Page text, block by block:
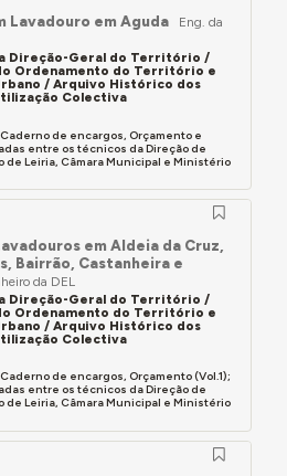
Lavadouro em Aguda
Eng. da
Direção-Geral do Território /
Ordenamento do Território e
/ Arquivo Histórico dos
Colectiva
de encargos, Orçamento e
entre os técnicos da Direção de
de Leiria, Câmara Municipal e Ministério
em Aldeia da Cruz,
Bairrão, Castanheira e
da DEL
Direção-Geral do Território /
Ordenamento do Território e
/ Arquivo Histórico dos
Colectiva
de encargos, Orçamento (Vol.1);
entre os técnicos da Direção de
de Leiria, Câmara Municipal e Ministério